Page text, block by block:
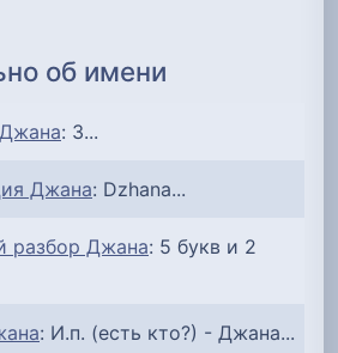
об имени
: 3...
Джана: Dzhana...
разбор Джана: 5 букв и 2
: И.п. (есть кто?) - Джана...